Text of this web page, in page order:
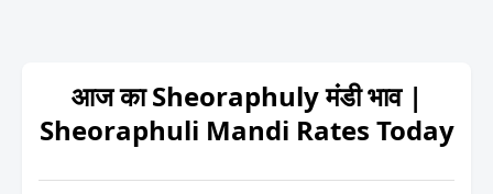
आज का Sheoraphuly मंडी भाव |
Sheoraphuli Mandi Rates Today